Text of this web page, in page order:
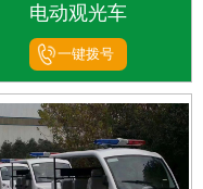
电动观光车
一键拨号